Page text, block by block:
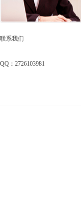
联系我们
QQ：2726103981